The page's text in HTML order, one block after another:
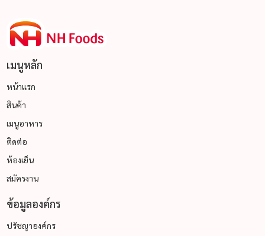
เมนูหลัก
หน้าแรก
สินค้า
เมนูอาหาร
ติดต่อ
ห้องเย็น
สมัครงาน
ข้อมูลองค์กร
ปรัชญาองค์กร